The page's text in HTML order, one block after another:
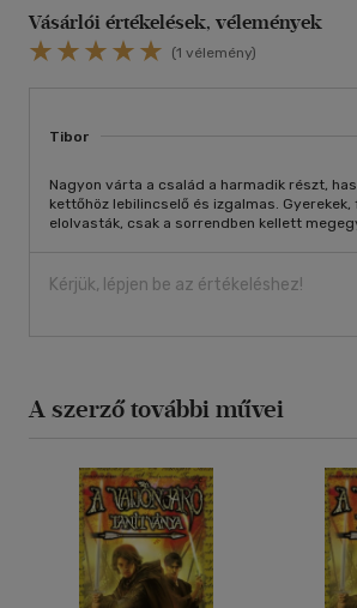
Vásárlói értékelések, vélemények
(1 vélemény)
Tibor
Nagyon várta a család a harmadik részt,
kettőhöz lebilincselő és izgalmas.
elolvasták, csak a sorrendben kellett
Kérjük, lépjen be az értékeléshez!
A szerző további művei